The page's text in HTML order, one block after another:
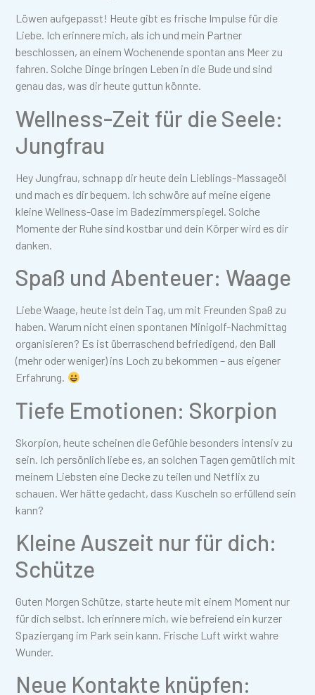
Löwen aufgepasst! Heute gibt es frische Impulse für die
Liebe. Ich erinnere mich, als ich und mein Partner
beschlossen, an einem Wochenende spontan ans Meer zu
fahren. Solche Dinge bringen Leben in die Bude und sind
genau das, was dir heute guttun könnte.
Wellness-Zeit für die Seele:
Jungfrau
Hey Jungfrau, schnapp dir heute dein Lieblings-Massageöl
und mach es dir bequem. Ich schwöre auf meine eigene
kleine Wellness-Oase im Badezimmerspiegel. Solche
Momente der Ruhe sind kostbar und dein Körper wird es dir
danken.
Spaß und Abenteuer: Waage
Liebe Waage, heute ist dein Tag, um mit Freunden Spaß zu
haben. Warum nicht einen spontanen Minigolf-Nachmittag
organisieren? Es ist überraschend befriedigend, den Ball
(mehr oder weniger) ins Loch zu bekommen – aus eigener
Erfahrung.
Tiefe Emotionen: Skorpion
Skorpion, heute scheinen die Gefühle besonders intensiv zu
sein. Ich persönlich liebe es, an solchen Tagen gemütlich mit
meinem Liebsten eine Decke zu teilen und Netflix zu
schauen. Wer hätte gedacht, dass Kuscheln so erfüllend sein
kann?
Kleine Auszeit nur für dich:
Schütze
Guten Morgen Schütze, starte heute mit einem Moment nur
für dich selbst. Ich erinnere mich, wie befreiend ein kurzer
Spaziergang im Park sein kann. Frische Luft wirkt wahre
Wunder.
Neue Kontakte knüpfen: